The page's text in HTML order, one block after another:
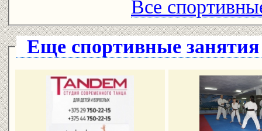
Все
Еще спортивные занятия